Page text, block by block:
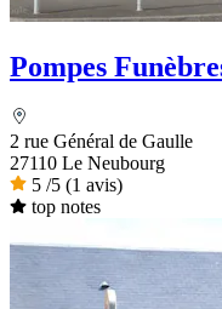
Pompes
2 rue Général de Gaulle
27110 Le Neubourg
5 /5 (1 avis)
top notes